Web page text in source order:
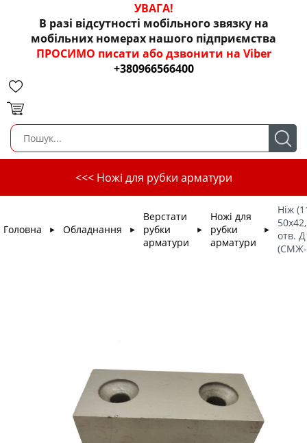
УВАГА!
В разі відсутності мобільного звязку на
мобільних номерах нашого підприємства
ПРОСИМО писати або дзвонити на Viber
+380966566400
<<< Ножі для рубки арматури
Головна ► Обладнання ►
Верстати
рубки
арматури
►
Ножі для
рубки
арматури
►
Ніж
отв.
(СМЖ-